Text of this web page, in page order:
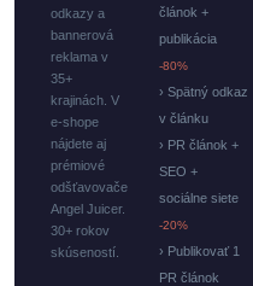
odkazy a
bannerová
reklama v
35+
krajinách. V
e-shope
nájdete aj
prémiové
odšťavovače
Angel Juicer.
30+ rokov
skúseností.
článok +
publikácia
-80%
› Spätný odkaz
v článku
› PR článok +
SEO +
sociálne siete
-20%
› Publikovať 1
PR článok